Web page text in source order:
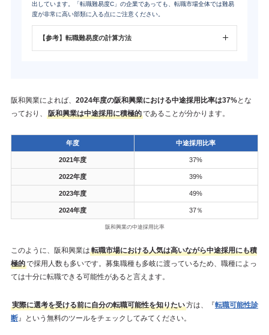
出しています。「転職難易度C」の企業であっても、転職市場全体では難易
度が非常に高い部類に入る点にご注意ください。
【参考】転職難易度の計算方法
阪和興業によれば、 2024年度の阪和興業における中途採用比率は37%とな
っており、
阪和興業は中途採用に積極的であることが分かります。
年度 中途採用比率
2021年度 37%
2022年度 39%
2023年度 49%
2024年度 37％
阪和興業の中途採用比率
このように、阪和興業は 転職市場における人気は高いながら中途採用にも積
極的で採用人数も多いです。募集職種も多岐に渡っているため、職種によっ
ては十分に転職できる可能性があると言えます。
実際に選考を受ける前に自分の転職可能性を知りたい方は、『転職可能性診
断』という無料のツールをチェックしてみてください。